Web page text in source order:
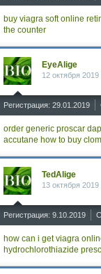
buy viagra soft online
the counter
EyeAlige
12 октября 2019
Регистрация: 29.01.2019
order generic proscar
accutane how to buy
TedAlige
13 октября 2019
Регистрация: 9.10.2019
how can i get viagra
hydrochlorothiazide